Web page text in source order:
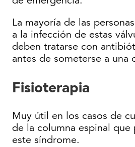
La mayoría de las
a la infección de estas
deben tratarse con
antes de someterse a una
Fisioterapia
Muy útil en los casos de
de la columna espinal que
este síndrome.